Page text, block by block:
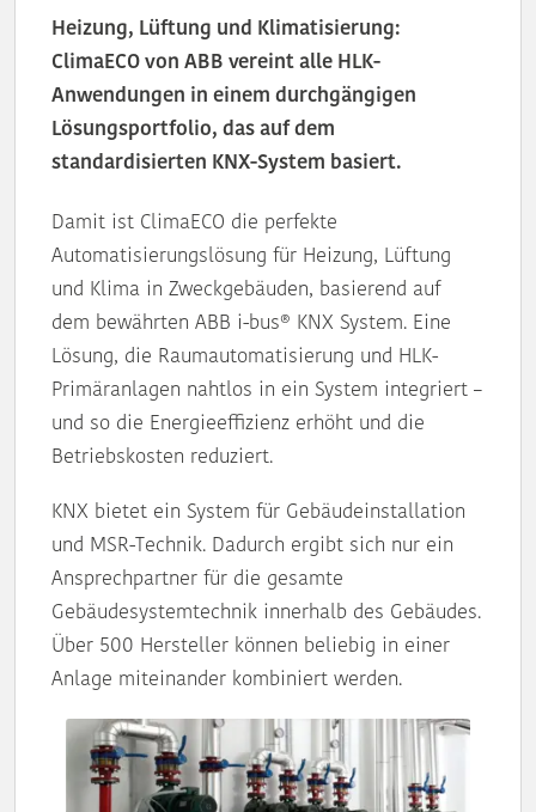
Heizung, Lüftung und Klimatisierung:
ClimaECO von ABB vereint alle HLK-
Anwendungen in einem durchgängigen
Lösungsportfolio, das auf dem
standardisierten KNX-System basiert.
Damit ist ClimaECO die perfekte
Automatisierungslösung für Heizung, Lüftung
und Klima in Zweckgebäuden, basierend auf
dem bewährten ABB i-bus® KNX System. Eine
Lösung, die Raumautomatisierung und HLK-
Primäranlagen nahtlos in ein System integriert –
und so die Energieeffizienz erhöht und die
Betriebskosten reduziert.
KNX bietet ein System für Gebäudeinstallation
und MSR-Technik. Dadurch ergibt sich nur ein
Ansprechpartner für die gesamte
Gebäudesystemtechnik innerhalb des Gebäudes.
Über 500 Hersteller können beliebig in einer
Anlage miteinander kombiniert werden.